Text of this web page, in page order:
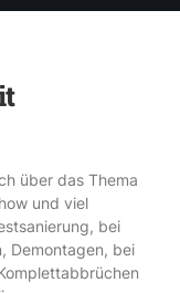
über das Thema
und viel
bei
Demontagen, bei